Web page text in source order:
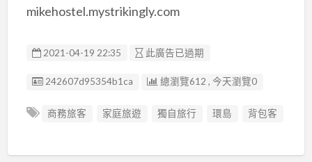
mikehostel.mystrikingly.com
2021-04-19 22:35 此廣告已過期
廣告编號
242607d95354b1ca 總瀏覽612 , 今天瀏覽0
商務旅客 家庭旅遊 獨自旅行 環島 背包客